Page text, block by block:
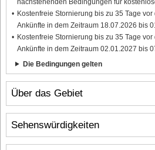
Über das Gebiet
Kostenfreie Stornierung bis zu 35 Tage vor
Ankünfte in dem Zeitraum 18.07.2026 bis
Kostenfreie Stornierung bis zu 35 Tage vor
Ankünfte in dem Zeitraum 02.01.2027 bis
Die Bedingungen gelten
Sehenswürdigkeiten